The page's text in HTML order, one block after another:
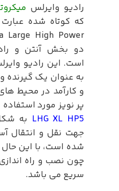
رادیو وایرلس
دو بخش آنتن و
است. این رادیو
به عنوان یک گیرنده
و کارآمد در محیط
پر نویز مورد
LHG XL HP5 به
جهت نقل و انتقال
شده است، با این
چون نصب و راه
سریع می باشد.